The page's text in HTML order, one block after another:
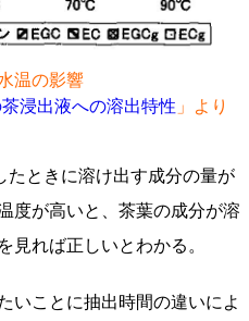
温の影響
浸出液への溶出特性 」より
ときに溶け出す成分の量が
度が高いと、茶葉の成分が溶
見れば正しいとわかる。
いことに抽出時間の違いによ